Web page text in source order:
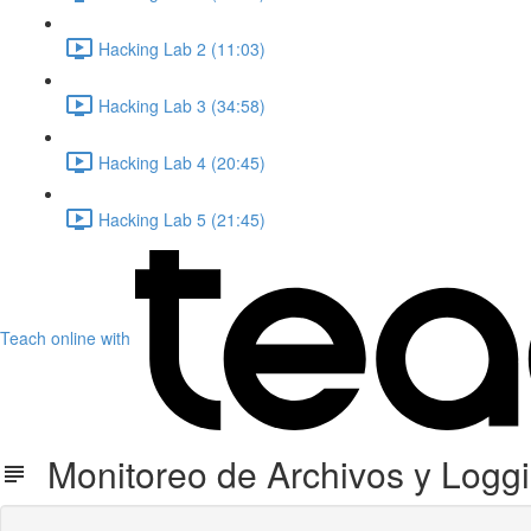
Hacking Lab 2 (11:03)
Hacking Lab 3 (34:58)
Hacking Lab 4 (20:45)
Hacking Lab 5 (21:45)
Teach online with
Monitoreo de Archivos y